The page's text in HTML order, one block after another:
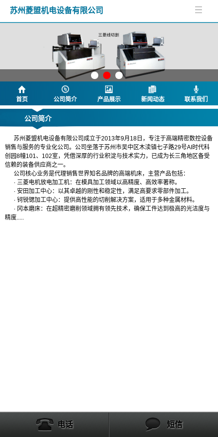
苏州菱盟机电设备有限公司
首页 公司简介 产品展示 新闻动态 联系我们
公司简介
苏州菱盟机电设备有限公司成立于2013年9月18日，专注于高端精密数控设备
销售与服务的专业化公司。公司坐落于苏州市吴中区木渎镇七子路29号AI时代科
创园8幢101、102室，凭借深厚的行业积淀与技术实力，已成为长三角地区备受
信赖的装备供应商之一。
公司核心业务是代理销售世界知名品牌的高端机床，主营产品包括：
· 三菱电机放电加工机：在模具加工领域以高精度、高效率著称。
· 安田加工中心：以其卓越的刚性和稳定性，满足高要求零部件加工。
· 钶锐锶加工中心：提供高性能的切削解决方案，适用于多种金属材料。
· 冈本磨床：在超精密磨削领域拥有领先技术，确保工件达到极高的光洁度与
精度.....
电话 短信